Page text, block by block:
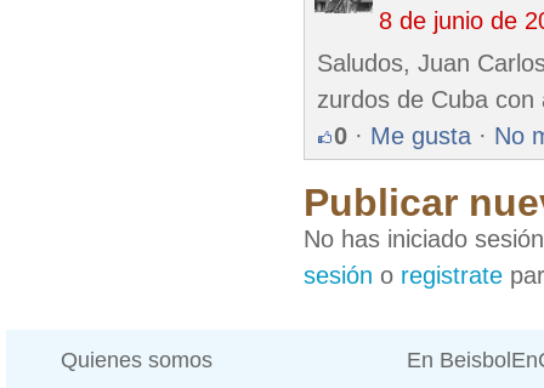
8 de junio de
Saludos, Juan
zurdos de Cuba
0 · Me gusta · No
Publicar
No has iniciado
sesión o registrate
Quienes somos En